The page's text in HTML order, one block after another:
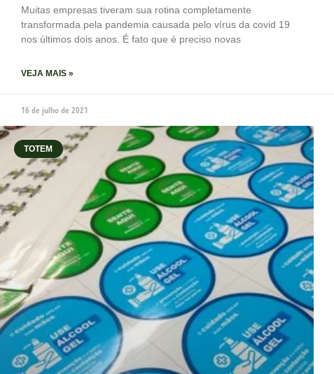
Muitas empresas tiveram sua rotina completamente
transformada pela pandemia causada pelo vírus da covid 19
nos últimos dois anos. É fato que é preciso novas
VEJA MAIS »
16 de julho de 2021
TOTEM